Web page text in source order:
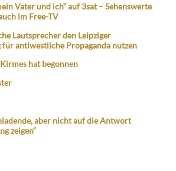
Vater und ich“ auf 3sat – Sehenswerte
im Free-TV
Lautsprecher den Leipziger
für antiwestliche Propaganda nutzen
hat begonnen
aber nicht auf die Antwort
zeigen“